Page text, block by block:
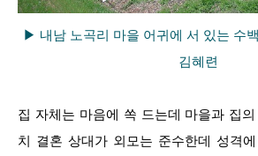
▶ 내남 노곡리 마을 어귀에 서 있는
김혜련
집 자체는 마음에 쏙 드는데 마을과 집
치 결혼 상대가 외모는 준수한데 성격